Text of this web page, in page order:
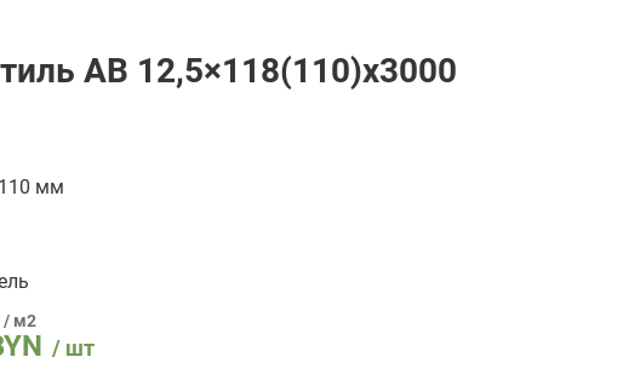
АВ 12,5×118(110)x3000
110 мм
/ м2
/ шт